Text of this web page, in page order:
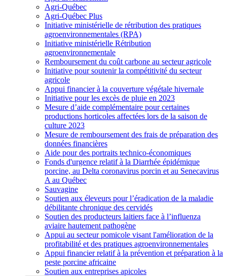
Agri-Québec
Agri-Québec Plus
Initiative ministérielle de rétribution des pratiques
agroenvironnementales (RPA)
Initiative ministérielle Rétribution
agroenvironnementale
Remboursement du coût carbone au secteur agricole
Initiative pour soutenir la compétitivité du secteur
agricole
Appui financier à la couverture végétale hivernale
Initiative pour les excès de pluie en 2023
Mesure d’aide complémentaire pour certaines
productions horticoles affectées lors de la saison de
culture 2023
Mesure de remboursement des frais de préparation des
données financières
Aide pour des portraits technico-économiques
Fonds d'urgence relatif à la Diarrhée épidémique
porcine, au Delta coronavirus porcin et au Senecavirus
A au Québec
Sauvagine
Soutien aux éleveurs pour l’éradication de la maladie
débilitante chronique des cervidés
Soutien des producteurs laitiers face à l’influenza
aviaire hautement pathogène
Appui au secteur pomicole visant l'amélioration de la
profitabilité et des pratiques agroenvironnementales
Appui financier relatif à la prévention et préparation à la
peste porcine africaine
Soutien aux entreprises apicoles